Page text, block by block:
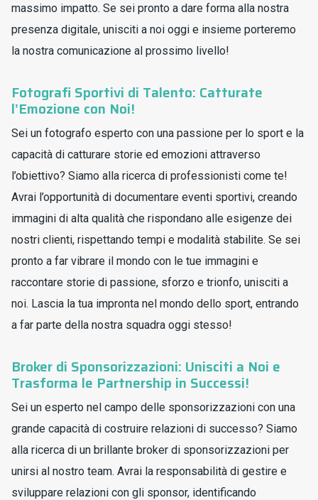
massimo impatto. Se sei pronto a dare forma alla nostra
presenza digitale, unisciti a noi oggi e insieme porteremo
la nostra comunicazione al prossimo livello!
Fotografi Sportivi di Talento: Catturate
l’Emozione con Noi!
Sei un fotografo esperto con una passione per lo sport e la
capacità di catturare storie ed emozioni attraverso
l’obiettivo? Siamo alla ricerca di professionisti come te!
Avrai l’opportunità di documentare eventi sportivi, creando
immagini di alta qualità che rispondano alle esigenze dei
nostri clienti, rispettando tempi e modalità stabilite. Se sei
pronto a far vibrare il mondo con le tue immagini e
raccontare storie di passione, sforzo e trionfo, unisciti a
noi. Lascia la tua impronta nel mondo dello sport, entrando
a far parte della nostra squadra oggi stesso!
Broker di Sponsorizzazioni: Unisciti a Noi e
Trasforma le Partnership in Successi!
Sei un esperto nel campo delle sponsorizzazioni con una
grande capacità di costruire relazioni di successo? Siamo
alla ricerca di un brillante broker di sponsorizzazioni per
unirsi al nostro team. Avrai la responsabilità di gestire e
sviluppare relazioni con gli sponsor, identificando